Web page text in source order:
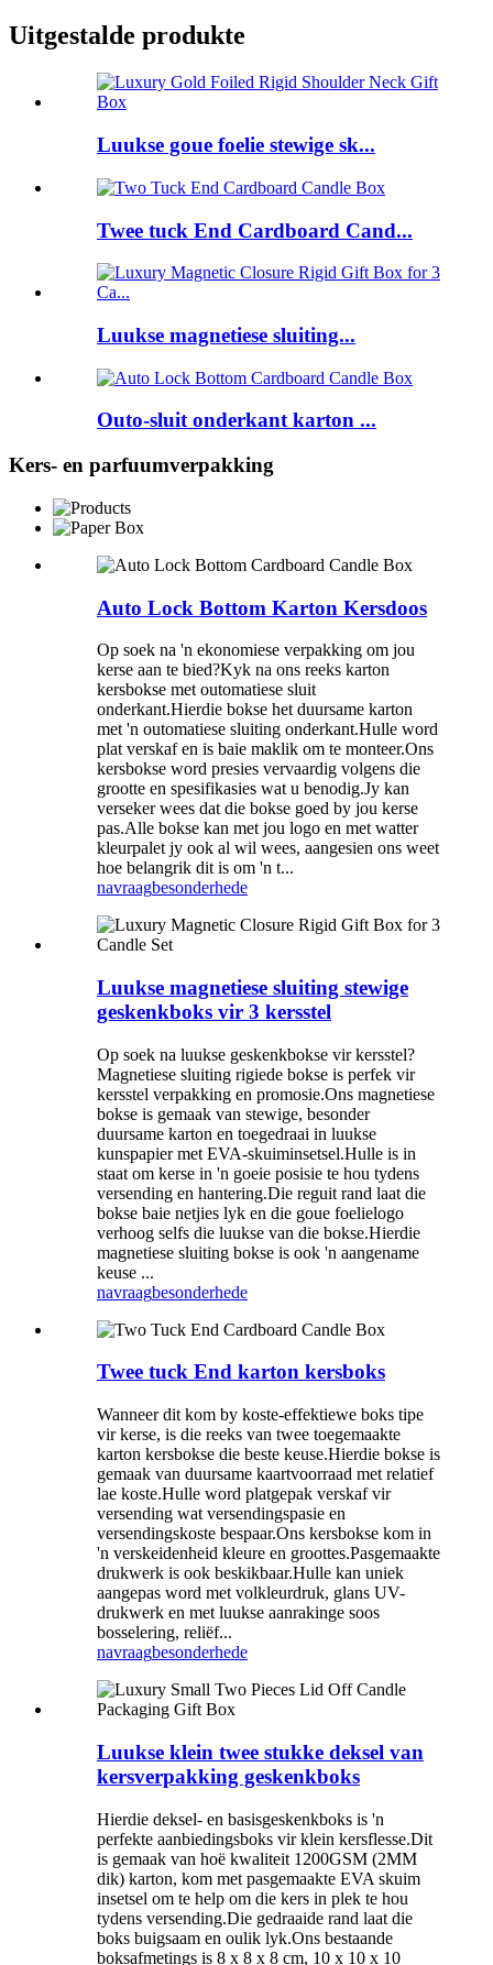
Uitgestalde produkte
Luukse goue foelie stewige sk...
Twee tuck End Cardboard Cand...
Luukse magnetiese sluiting...
Outo-sluit onderkant karton ...
Kers- en parfuumverpakking
Auto Lock Bottom Karton Kersdoos
Op soek na 'n ekonomiese verpakking om jou
kerse aan te bied?Kyk na ons reeks karton
kersbokse met outomatiese sluit
onderkant.Hierdie bokse het duursame karton
met 'n outomatiese sluiting onderkant.Hulle word
plat verskaf en is baie maklik om te monteer.Ons
kersbokse word presies vervaardig volgens die
grootte en spesifikasies wat u benodig.Jy kan
verseker wees dat die bokse goed by jou kerse
pas.Alle bokse kan met jou logo en met watter
kleurpalet jy ook al wil wees, aangesien ons weet
hoe belangrik dit is om 'n t...
navraagbesonderhede
Luukse magnetiese sluiting stewige
geskenkboks vir 3 kersstel
Op soek na luukse geskenkbokse vir kersstel?
Magnetiese sluiting rigiede bokse is perfek vir
kersstel verpakking en promosie.Ons magnetiese
bokse is gemaak van stewige, besonder
duursame karton en toegedraai in luukse
kunspapier met EVA-skuiminsetsel.Hulle is in
staat om kerse in 'n goeie posisie te hou tydens
versending en hantering.Die reguit rand laat die
bokse baie netjies lyk en die goue foelielogo
verhoog selfs die luukse van die bokse.Hierdie
magnetiese sluiting bokse is ook 'n aangename
keuse ...
navraagbesonderhede
Twee tuck End karton kersboks
Wanneer dit kom by koste-effektiewe boks tipe
vir kerse, is die reeks van twee toegemaakte
karton kersbokse die beste keuse.Hierdie bokse is
gemaak van duursame kaartvoorraad met relatief
lae koste.Hulle word platgepak verskaf vir
versending wat versendingspasie en
versendingskoste bespaar.Ons kersbokse kom in
'n verskeidenheid kleure en groottes.Pasgemaakte
drukwerk is ook beskikbaar.Hulle kan uniek
aangepas word met volkleurdruk, glans UV-
drukwerk en met luukse aanrakinge soos
bosselering, reliëf...
navraagbesonderhede
Luukse klein twee stukke deksel van
kersverpakking geskenkboks
Hierdie deksel- en basisgeskenkboks is 'n
perfekte aanbiedingsboks vir klein kersflesse.Dit
is gemaak van hoë kwaliteit 1200GSM (2MM
dik) karton, kom met pasgemaakte EVA skuim
insetsel om te help om die kers in plek te hou
tydens versending.Die gedraaide rand laat die
boks buigsaam en oulik lyk.Ons bestaande
boksafmetings is 8 x 8 x 8 cm, 10 x 10 x 10